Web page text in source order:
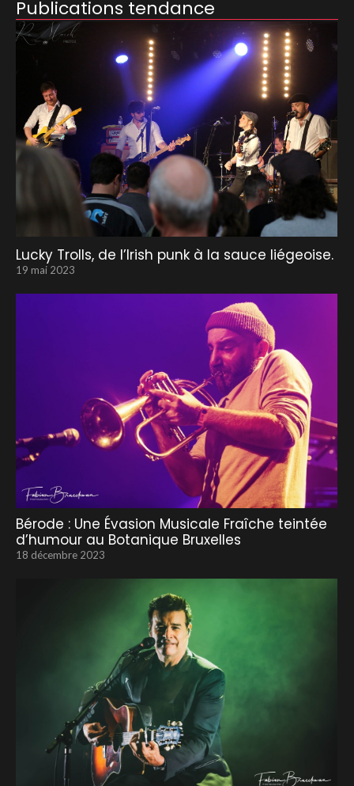
Publications tendance
Lucky Trolls, de l’Irish punk à la sauce liégeoise.
19 mai 2023
Bérode : Une Évasion Musicale Fraîche teintée
d’humour au Botanique Bruxelles
18 décembre 2023